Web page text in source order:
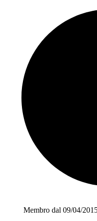
Membro dal 09/04/